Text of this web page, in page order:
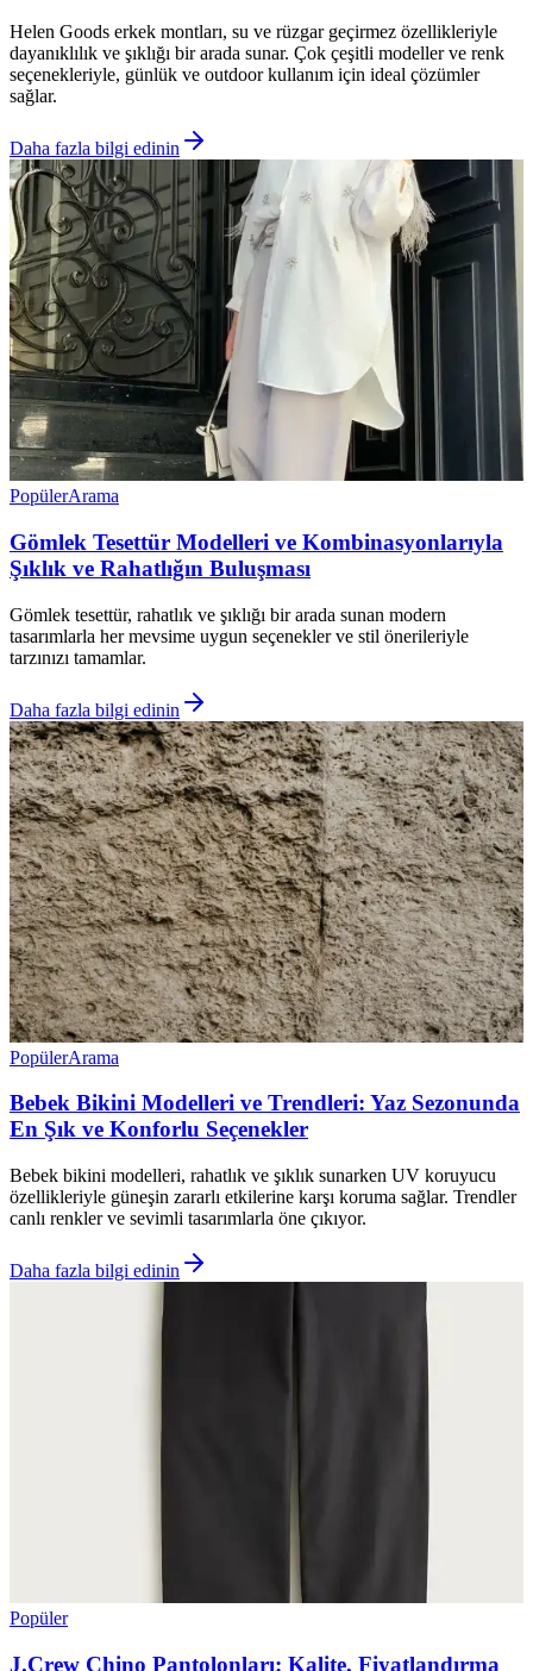
Helen Goods erkek montları, su ve rüzgar geçirmez özellikleriyle
dayanıklılık ve şıklığı bir arada sunar. Çok çeşitli modeller ve renk
seçenekleriyle, günlük ve outdoor kullanım için ideal çözümler
sağlar.
Daha fazla bilgi edinin
PopülerArama
Gömlek Tesettür Modelleri ve Kombinasyonlarıyla
Şıklık ve Rahatlığın Buluşması
Gömlek tesettür, rahatlık ve şıklığı bir arada sunan modern
tasarımlarla her mevsime uygun seçenekler ve stil önerileriyle
tarzınızı tamamlar.
Daha fazla bilgi edinin
PopülerArama
Bebek Bikini Modelleri ve Trendleri: Yaz Sezonunda
En Şık ve Konforlu Seçenekler
Bebek bikini modelleri, rahatlık ve şıklık sunarken UV koruyucu
özellikleriyle güneşin zararlı etkilerine karşı koruma sağlar. Trendler
canlı renkler ve sevimli tasarımlarla öne çıkıyor.
Daha fazla bilgi edinin
Popüler
J.Crew Chino Pantolonları: Kalite, Fiyatlandırma